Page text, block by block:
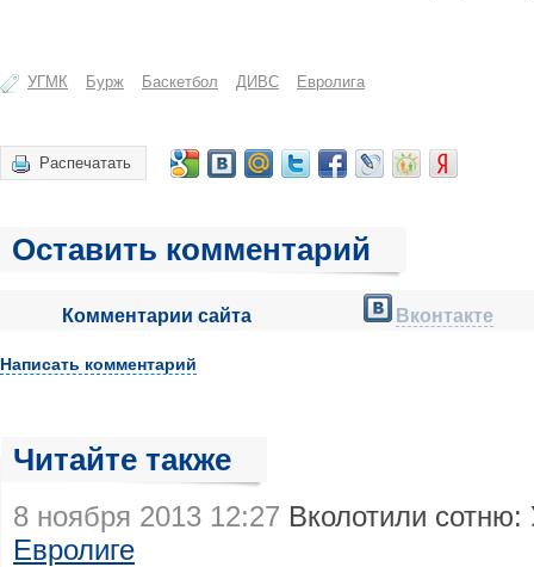
УГМК Бурж Баскетбол ДИВС Евролига
Распечатать
Оставить комментарий
Комментарии сайта Вконтакте
Написать комментарий
Читайте также
8 ноября 2013 12:27 Вколотили
Евролиге